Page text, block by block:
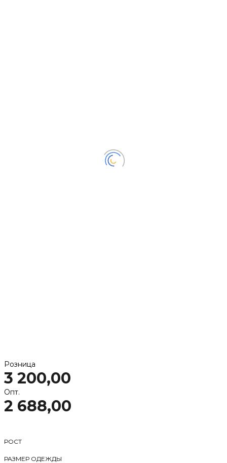
Розница
3 200,00
Опт.
2 688,00
РОСТ
РАЗМЕР ОДЕЖДЫ